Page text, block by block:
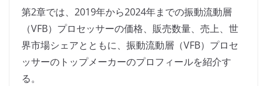
第2章では、2019年から2024年までの振動流動層
（VFB）プロセッサーの価格、販売数量、売上、世
界市場シェアとともに、振動流動層（VFB）プロセ
ッサーのトップメーカーのプロフィールを紹介す
る。